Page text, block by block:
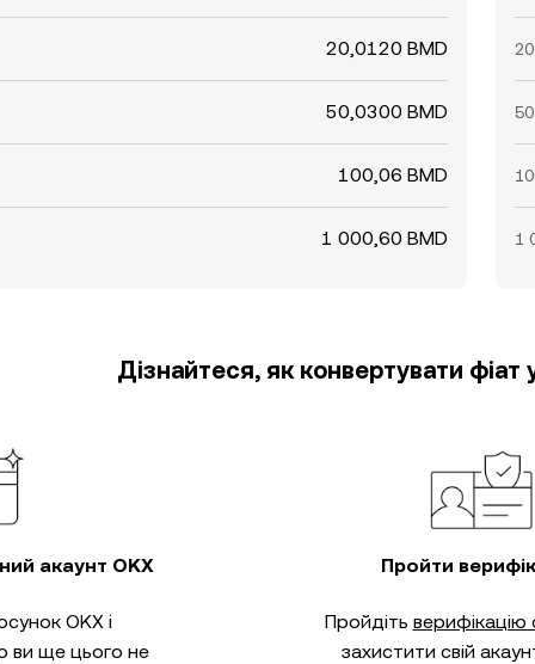
20,0120 BMD
50,0300 BMD
100,06 BMD
1 000,60 BMD 1
Дізнайтеся, як конвертувати
акаунт OKX
OKX і
ви ще цього не
Пройти
Пройдіть верифікацію
захистити свій